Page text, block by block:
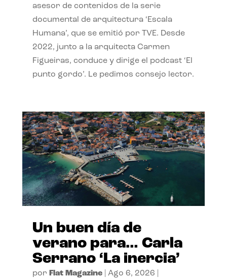
asesor de contenidos de la serie
documental de arquitectura ‘Escala
Humana’, que se emitió por TVE. Desde
2022, junto a la arquitecta Carmen
Figueiras, conduce y dirige el podcast ‘El
punto gordo’. Le pedimos consejo lector.
Un buen día de
verano para… Carla
Serrano ‘La inercia’
por Flat Magazine| Ago 6, 2026